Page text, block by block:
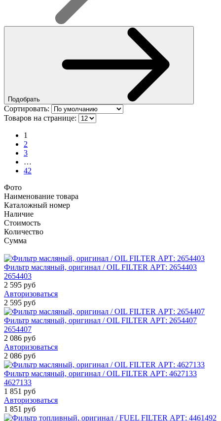
Подобрать
Сортировать:
Товаров на странице:
1
2
3
…
42
Фото
Наименование товара
Каталожный номер
Наличие
Стоимость
Количество
Сумма
Фильтр масляный, оригинал / OIL FILTER АРТ: 2654403
2654403
2 595 руб
Авторизоваться
2 595 руб
Фильтр масляный, оригинал / OIL FILTER АРТ: 2654407
2654407
2 086 руб
Авторизоваться
2 086 руб
Фильтр масляный, оригинал / OIL FILTER АРТ: 4627133
4627133
1 851 руб
Авторизоваться
1 851 руб